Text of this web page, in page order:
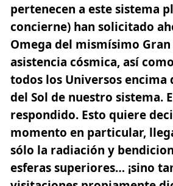
pertenecen a este sistema
concierne) han solicitado
Omega del mismísimo Gran
asistencia cósmica, así
todos los Universos encima
del Sol de nuestro sistema.
respondido. Esto quiere
momento en particular,
sólo la radiación y
esferas superiores… ¡sino